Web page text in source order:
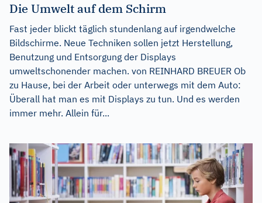
Die Umwelt auf dem Schirm
Fast jeder blickt täglich stundenlang auf irgendwelche
Bildschirme. Neue Techniken sollen jetzt Herstellung,
Benutzung und Entsorgung der Displays
umweltschonender machen. von REINHARD BREUER Ob
zu Hause, bei der Arbeit oder unterwegs mit dem Auto:
Überall hat man es mit Displays zu tun. Und es werden
immer mehr. Allein für...